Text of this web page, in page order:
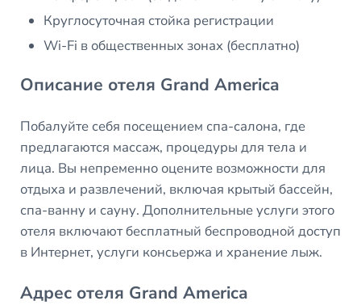
Круглосуточная стойка регистрации
Wi-Fi в общественных зонах (бесплатно)
Описание отеля Grand America
Побалуйте себя посещением спа-салона, где
предлагаются массаж, процедуры для тела и
лица. Вы непременно оцените возможности для
отдыха и развлечений, включая крытый бассейн,
спа-ванну и сауну. Дополнительные услуги этого
отеля включают бесплатный беспроводной доступ
в Интернет, услуги консьержа и хранение лыж.
Адрес отеля Grand America